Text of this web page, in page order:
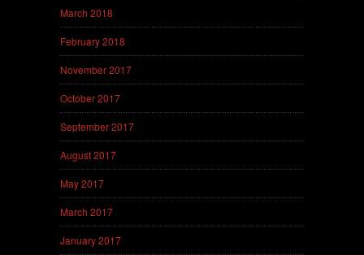
March 2018
February 2018
November 2017
October 2017
September 2017
August 2017
May 2017
March 2017
January 2017